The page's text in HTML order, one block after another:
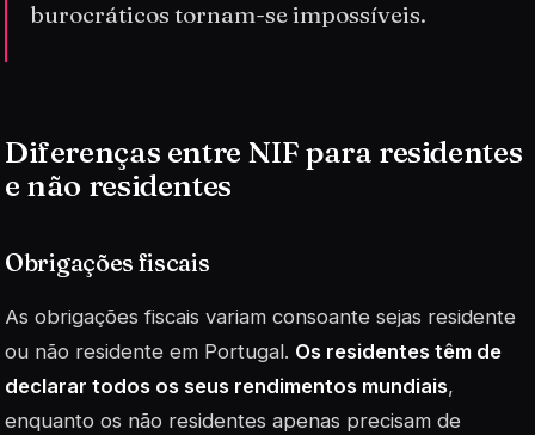
burocráticos tornam-se impossíveis.
Diferenças entre NIF para residentes
e não residentes
Obrigações fiscais
As obrigações fiscais variam consoante sejas residente
ou não residente em Portugal. Os residentes têm de
declarar todos os seus rendimentos mundiais,
enquanto os não residentes apenas precisam de